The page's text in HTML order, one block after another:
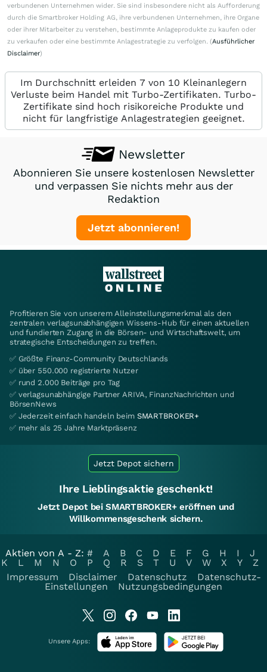
verbundenen Unternehmen wider. Sie sind insbesondere nicht als Aufforderung
durch die Smartbroker Holding AG, ihre verbundenen Unternehmen, ihre Organe
oder ihrer Mitarbeiter zu verstehen, bestimmte Anlageprodukte zu kaufen oder
zu verkaufen oder eine bestimmte Anlagestrategie zu verfolgen. (Ausführlicher
Disclaimer)
Im Durchschnitt erleiden 7 von 10 Kleinanlegern
Verluste beim Handel mit Turbo-Zertifikaten. Turbo-
Zertifikate sind hoch risikoreiche Produkte und
nicht für langfristige Anlagestrategien geeignet.
Newsletter
Abonnieren Sie unsere kostenlosen Newsletter
und verpassen Sie nichts mehr aus der
Redaktion
Jetzt abonnieren!
Profitieren Sie von unserem Alleinstellungsmerkmal als den
zentralen verlagsunabhängigen Wissens-Hub für einen aktuellen
und fundierten Zugang in die Börsen- und Wirtschaftswelt, um
strategische Entscheidungen zu treffen.
✅ Größte Finanz-Community Deutschlands
✅ über 550.000 registrierte Nutzer
✅ rund 2.000 Beiträge pro Tag
✅ verlagsunabhängige Partner ARIVA, FinanzNachrichten und
BörsenNews
✅ Jederzeit einfach handeln beim SMARTBROKER+
✅ mehr als 25 Jahre Marktpräsenz
Jetzt Depot sichern
Ihre Lieblingsaktie geschenkt!
Jetzt Depot bei SMARTBROKER+ eröffnen und
Willkommensgeschenk sichern.
Aktien von A - Z: # A B C D E F G H I
J
K
L M N O P Q R S T U V W X Y
Z
Impressum
Disclaimer Datenschutz
Datenschutz-
Einstellungen
Nutzungsbedingungen
Unsere Apps: